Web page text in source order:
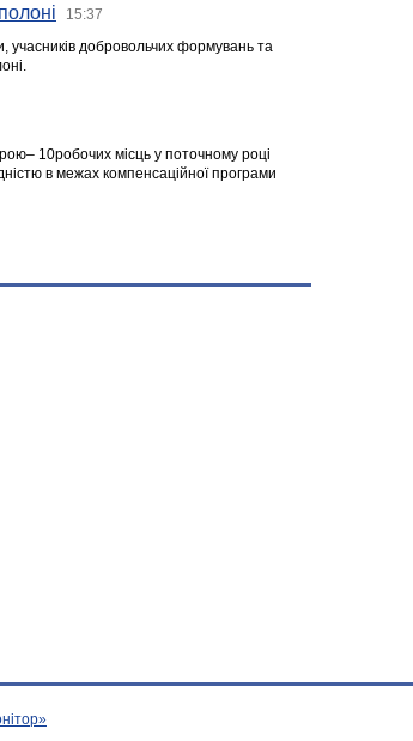
15:37
учасників добровольчих формувань та
10робочих місць у поточному році
в межах компенсаційної програми